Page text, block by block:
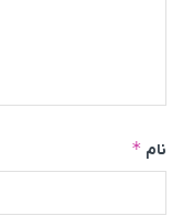
نام *